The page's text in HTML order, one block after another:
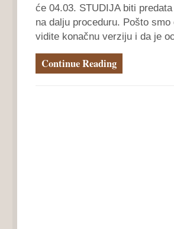
će 04.03. STUDIJA biti
na dalju proceduru. Pošto
vidite konačnu verziju i da je
Continue Reading